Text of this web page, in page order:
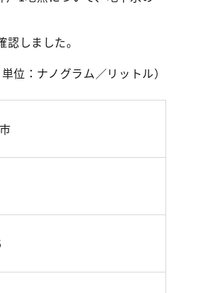
しました。
位：ナノグラム／リットル）